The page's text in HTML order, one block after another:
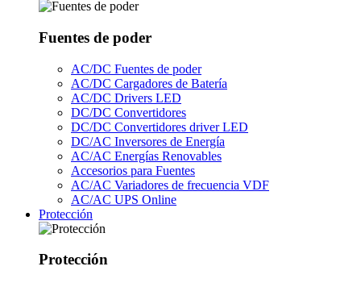
Fuentes de poder
AC/DC Fuentes de poder
AC/DC Cargadores de Batería
AC/DC Drivers LED
DC/DC Convertidores
DC/DC Convertidores driver LED
DC/AC Inversores de Energía
AC/AC Energías Renovables
Accesorios para Fuentes
AC/AC Variadores de frecuencia VDF
AC/AC UPS Online
Protección
Protección